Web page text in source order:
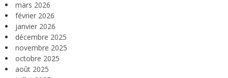
mars 2026
février 2026
janvier 2026
décembre 2025
novembre 2025
octobre 2025
août 2025